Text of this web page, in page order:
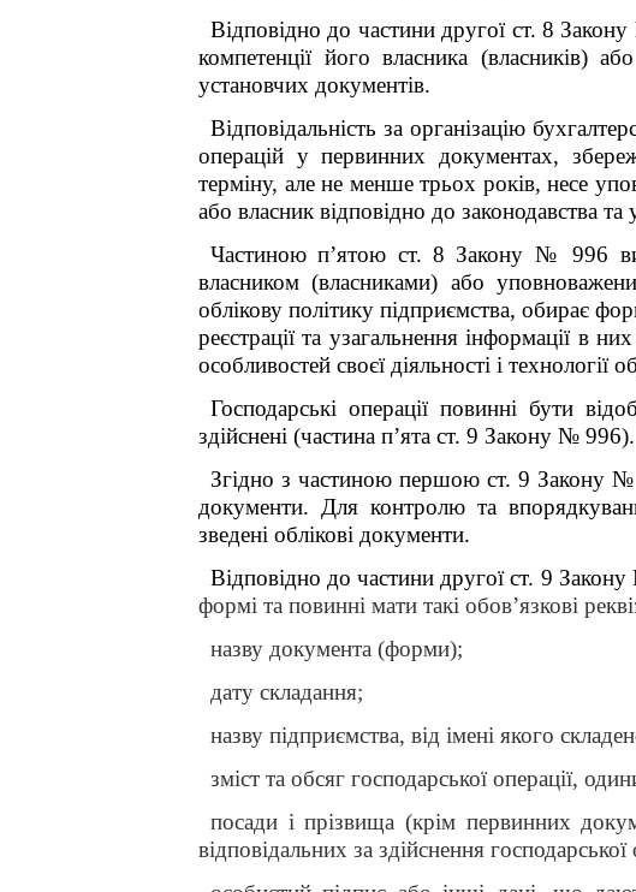
Відповідно до частини другої ст. 8
компетенції його власника (власників)
установчих документів.
Відповідальність за організацію
операцій у первинних документах,
терміну, але не менше трьох років, несе
або власник відповідно до законодавства
Частиною п’ятою ст. 8 Закону № 996
власником (власниками) або
облікову політику підприємства, обирає
реєстрації та узагальнення інформації в
особливостей своєї діяльності і
Господарські операції повинні бути
здійснені (частина п’ята ст. 9 Закону № 996).
Згідно з частиною першою ст. 9 Закону №
документи. Для контролю та
зведені облікові документи.
Відповідно до частини другої ст. 9
формі та повинні мати такі обов’язкові
назву документа (форми);
дату складання;
назву підприємства, від імені якого
зміст та обсяг господарської операції,
посади і прізвища (крім первинних
відповідальних за здійснення